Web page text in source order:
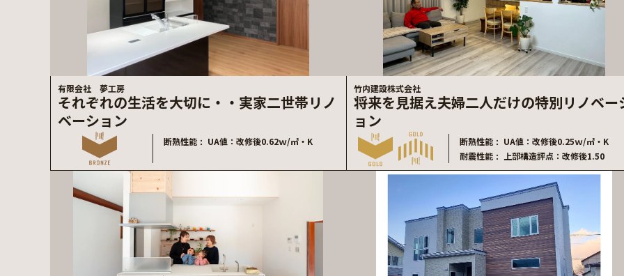
有限会社 夢工房
それぞれの生活を大切に・・実家二世帯リノ
ベーション
断熱性能 UA値：改修後0.62ｗ/㎡・K
竹内建設株式会社
将来を見据え夫婦二人だけの特別リノベー
ョン
断熱性能
UA値：改修後0.25ｗ/㎡・K
耐震性能
上部構造評点：改修後1.50